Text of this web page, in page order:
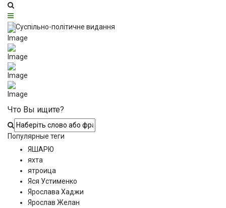
Что Вы ищите?
Популярные теги
ЯШАРЮ
яхта
ятроица
Яся Устименко
Ярослава Хаджи
Ярослав Желан